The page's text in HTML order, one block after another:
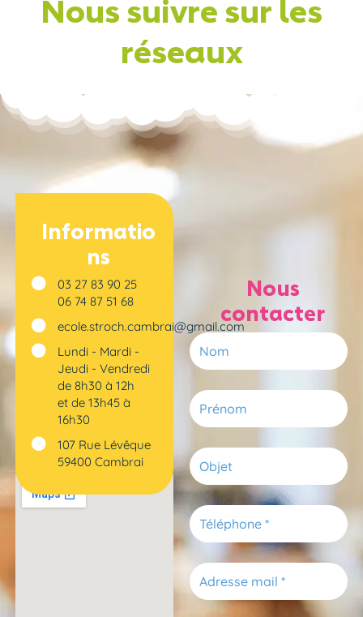
réseaux
Informatio
ns
03 27 83 90 25
06 74 87 51 68
ecole.stroch.cambrai@gmail.com
Lundi - Mardi -
Jeudi - Vendredi
de 8h30 à 12h
et de 13h45 à
16h30
107 Rue Lévêque
59400 Cambrai
Nous
contacter
N
o
P
r
n
o
m
O
b
j
e
t
T
é
p
h
E
m